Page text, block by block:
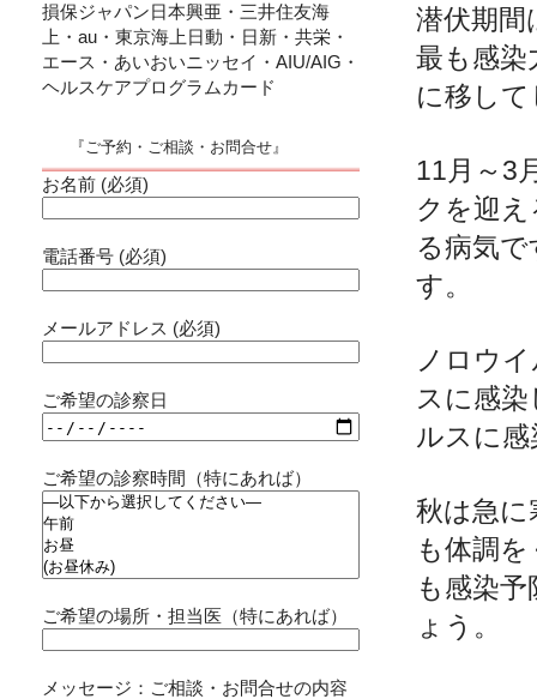
潜伏期間
最も感染
に移し
11月～3
クを迎
る病気
す。
ノロウ
スに感
ルスに
秋は急
も体調
も感染
ょう。
損保ジャパン日本興亜・三井住友海
上・au・東京海上日動・日新・共栄・
エース・あいおいニッセイ・AIU/AIG・
ヘルスケアプログラムカード
『ご予約・ご相談・お問合せ』
お名前 (必須)
電話番号 (必須)
メールアドレス (必須)
ご希望の診察日
ご希望の診察時間（特にあれば）
ご希望の場所・担当医（特にあれば）
メッセージ：ご相談・お問合せの内容